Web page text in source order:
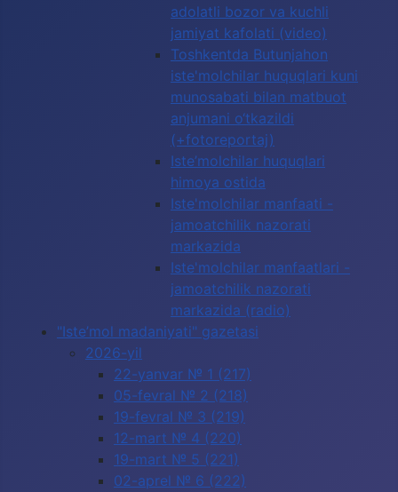
adolatli bozor va kuchli
jamiyat kafolati (video)
Toshkentda Butunjahon
iste'molchilar huquqlari kuni
munosabati bilan matbuot
anjumani o‘tkazildi
(+fotoreportaj)
Iste’molchilar huquqlari
himoya ostida
Iste'molchilar manfaati -
jamoatchilik nazorati
markazida
Iste'molchilar manfaatlari -
jamoatchilik nazorati
markazida (radio)
"Iste’mol madaniyati" gazetasi
2026-yil
22-yanvar № 1 (217)
05-fevral № 2 (218)
19-fevral № 3 (219)
12-mart № 4 (220)
19-mart № 5 (221)
02-aprel № 6 (222)